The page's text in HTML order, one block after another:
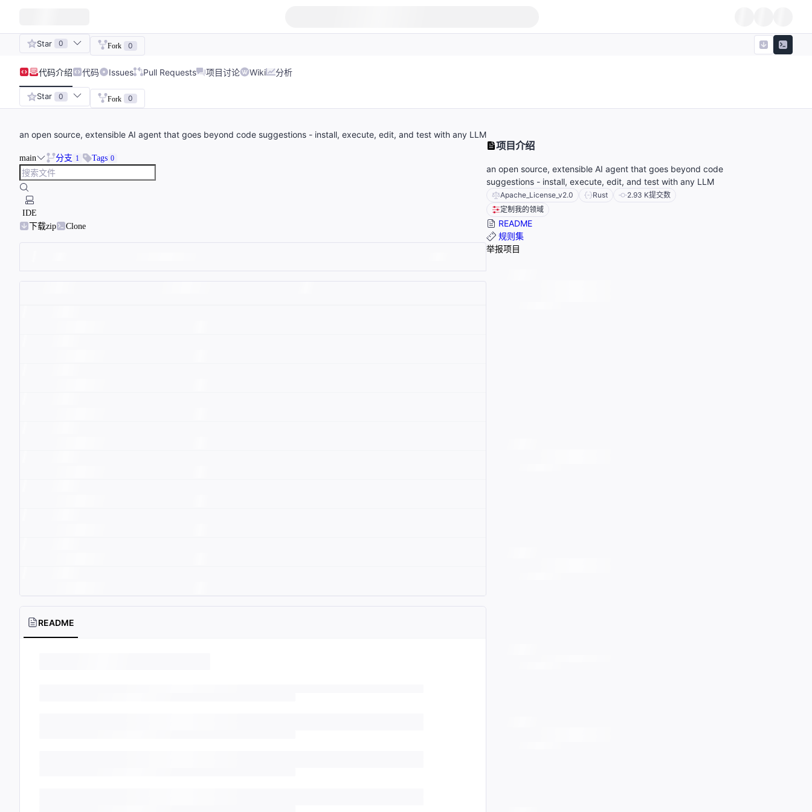
Star 0 Fork 0
代码介绍 代码 Issues Pull Requests 项目讨论 Wiki 分析
Star 0 Fork 0
an open source, extensible AI agent that goes beyond code suggestions - install, execute, edit, and test with any LLM
main 分支 1 Tags 0
IDE
下载zip
Clone
README
项目介绍
an open source, extensible AI agent that goes beyond code
suggestions - install, execute, edit, and test with any LLM
Apache_License_v2.0 Rust 2.93 K提交数
定制我的领域
README
规则集
举报项目